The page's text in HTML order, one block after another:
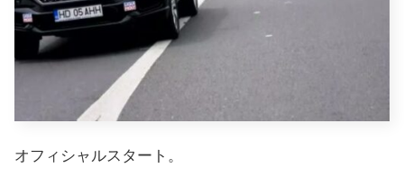
オフィシャルスタート。